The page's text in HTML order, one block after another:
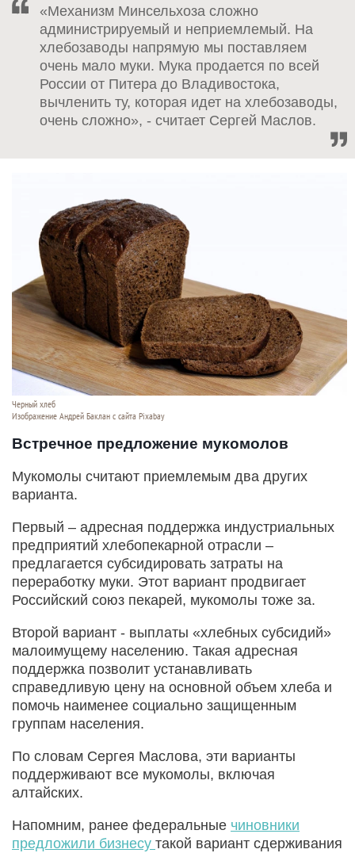
«Механизм Минсельхоза сложно
администрируемый и неприемлемый. На
хлебозаводы напрямую мы поставляем
очень мало муки. Мука продается по всей
России от Питера до Владивостока,
вычленить ту, которая идет на хлебозаводы,
очень сложно», - считает Сергей Маслов.
Черный хлеб
Изображение Андрей Баклан с сайта Pixabay
Встречное предложение мукомолов
Мукомолы считают приемлемым два других
варианта.
Первый – адресная поддержка индустриальных
предприятий хлебопекарной отрасли –
предлагается субсидировать затраты на
переработку муки. Этот вариант продвигает
Российский союз пекарей, мукомолы тоже за.
Второй вариант - выплаты «хлебных субсидий»
малоимущему населению. Такая адресная
поддержка позволит устанавливать
справедливую цену на основной объем хлеба и
помочь наименее социально защищенным
группам населения.
По словам Сергея Маслова, эти варианты
поддерживают все мукомолы, включая
алтайских.
Напомним, ранее федеральные чиновники
предложили бизнесу такой вариант сдерживания